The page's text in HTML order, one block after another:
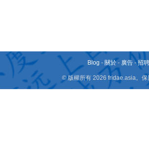
Blog - 關於 - 廣告 -招
© 版權所有 2026 fridae.asia。